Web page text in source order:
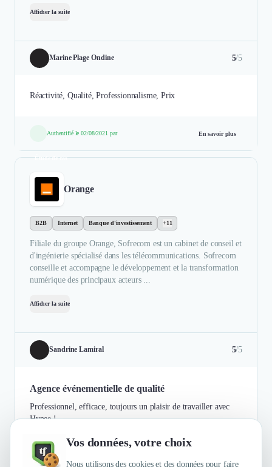
Vos données, votre choix
Nous utilisons des cookies et des données pour faire
Afficher la suite
Marine Plage Ondine 5/5
Réactivité, Qualité, Professionnalisme, Prix
Authentifié le 02/08/2021 par En savoir plus
Étude de cas
Orange
B2B Internet Banque d'investissement +11
Filiale du groupe Orange, Sofrecom est un cabinet de conseil et
d'ingénierie spécialisé dans les télécommunications. Sofrecom
conseille et accompagne le développement et la transformation
numérique des principaux acteurs ...
Afficher la suite
Sandrine Lamiral 5/5
Agence événementielle de qualité
Professionnel, efficace, toujours un plaisir de travailler avec
Hypee !
Authentifié le 07/07/2021 par